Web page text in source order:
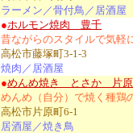
ラーメン／骨付鳥／居酒屋
●ホルモン焼肉 豊千
昔ながらのスタイルで気軽
高松市藤塚町3-1-3
焼肉／居酒屋
●めんめ焼き とさか 片原
めんめ（自分）で焼く種鶏
高松市片原町6-1
居酒屋／焼き鳥